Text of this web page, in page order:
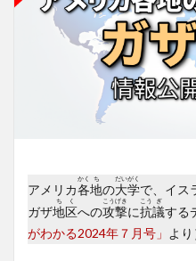
アメリカ各
かく
地
ち
の大
だい
学
がく
で、イス
ガザ地
ち
区
く
への攻
こう
撃
げき
に抗
こう
議
ぎ
する
がわかる2024年７月号」 より